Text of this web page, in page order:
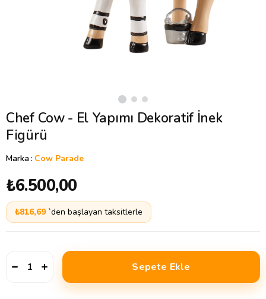
Chef Cow - El Yapımı Dekoratif İnek
Figürü
Marka: Cow Parade
₺6.500,00
₺816,69 `den başlayan taksitlerle